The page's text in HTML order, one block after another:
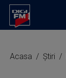
Acasa Știri